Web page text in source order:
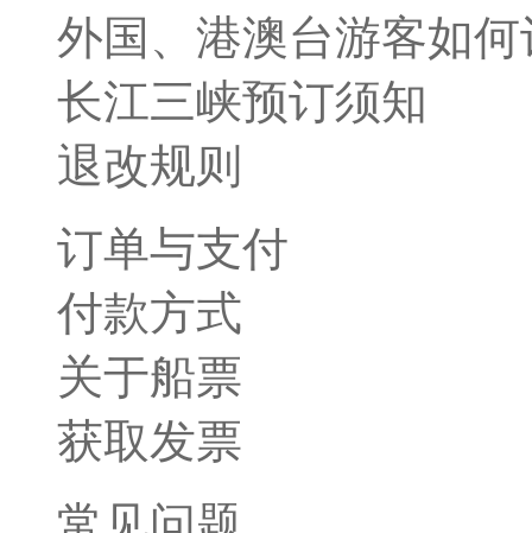
外国、港澳台游客如何
长江三峡预订须知
退改规则
订单与支付
付款方式
关于船票
获取发票